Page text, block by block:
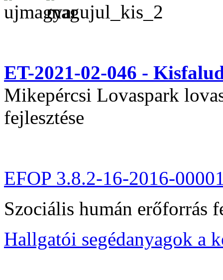
ET-2021-02-046 -
Mikepércsi Lovaspark
fejlesztése
EFOP 3.8.2-16-2016-
Szociális humán erőforrás
Hallgatói segédanyagok a